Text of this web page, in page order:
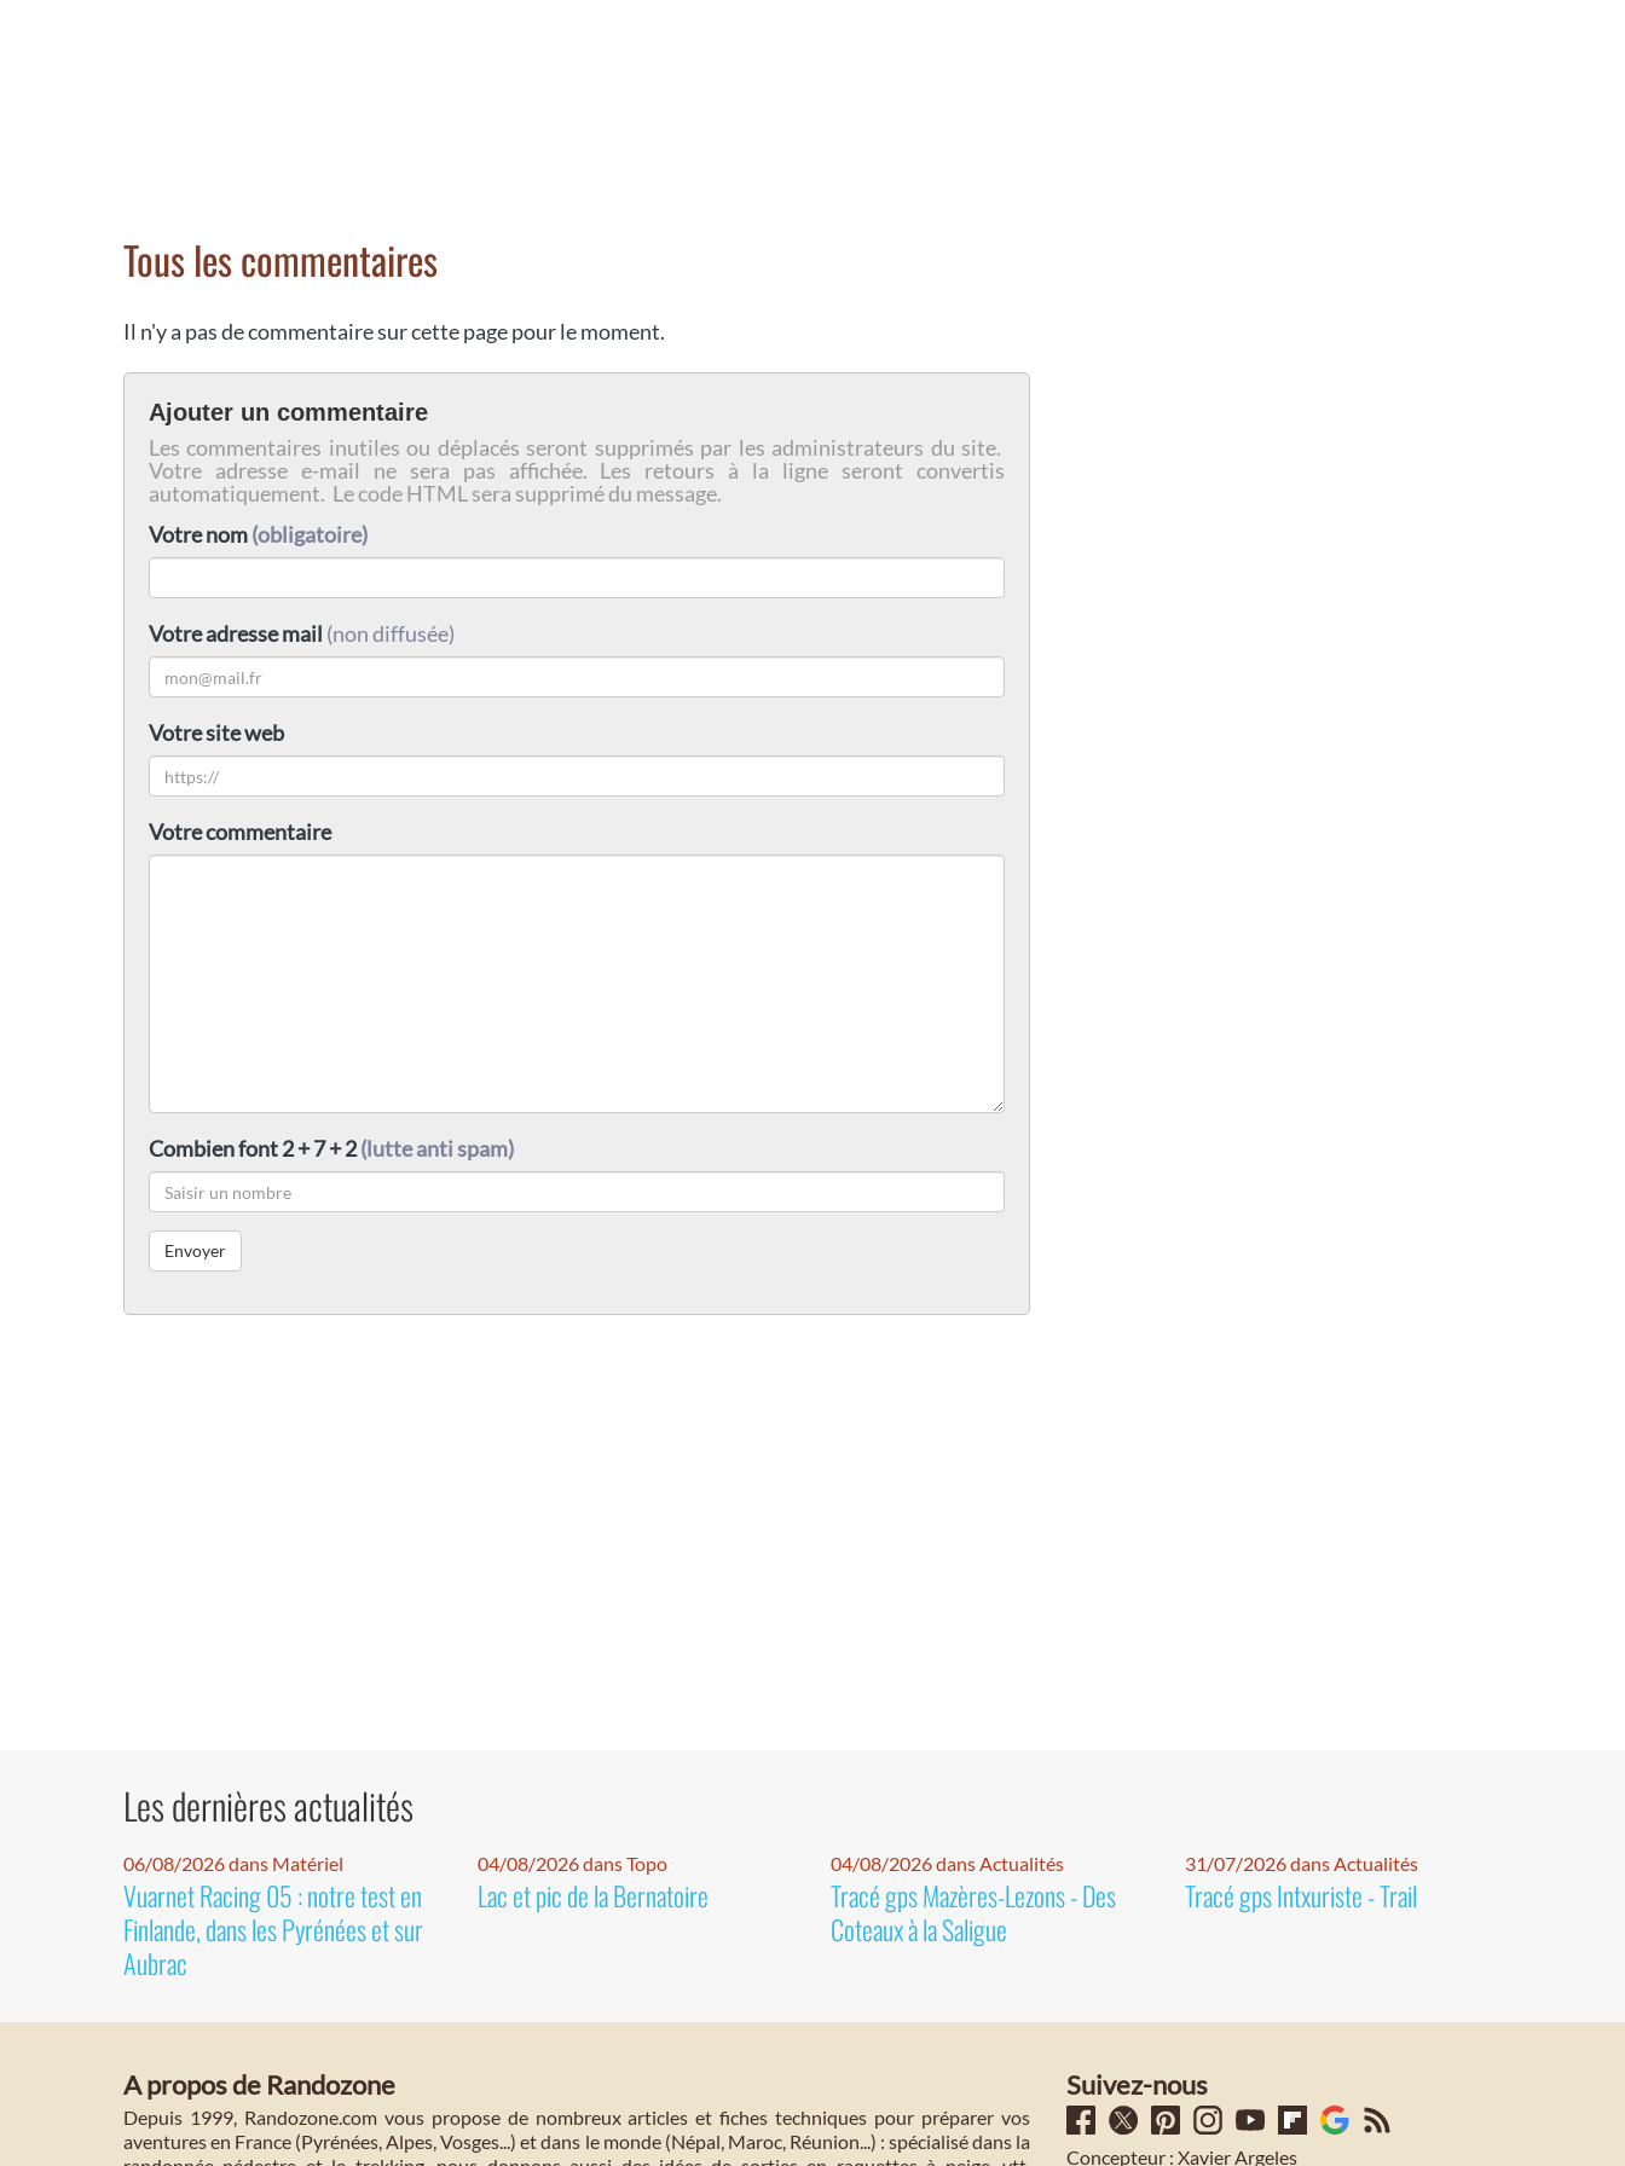
Tous les commentaires
Il n'y a pas de commentaire sur cette page pour le moment.
Ajouter un commentaire
Les commentaires inutiles ou déplacés seront supprimés par les administrateurs du site.
Votre adresse e-mail ne sera pas affichée. Les retours à la ligne seront convertis
automatiquement. Le code HTML sera supprimé du message.
Votre nom(obligatoire)
Votre adresse mail (non diffusée)
Votre site web
Votre commentaire
Combien font 2 + 7 + 2(lutte anti spam)
Les dernières actualités
06/08/2026 dans Matériel
Vuarnet Racing 05 : notre test en
Finlande, dans les Pyrénées et sur
Aubrac
04/08/2026 dans Topo
Lac et pic de la Bernatoire
04/08/2026 dans Actualités
Tracé gps Mazères-Lezons - Des
Coteaux à la Saligue
31/07/2026 dans Actualités
Tracé gps Intxuriste - Trail
A propos de Randozone
Depuis 1999, Randozone.com vous propose de nombreux articles et fiches techniques pour préparer vos
aventures en France (Pyrénées, Alpes, Vosges...) et dans le monde (Népal, Maroc, Réunion...) : spécialisé dans la
Suivez-nous
Concepteur : Xavier Argeles